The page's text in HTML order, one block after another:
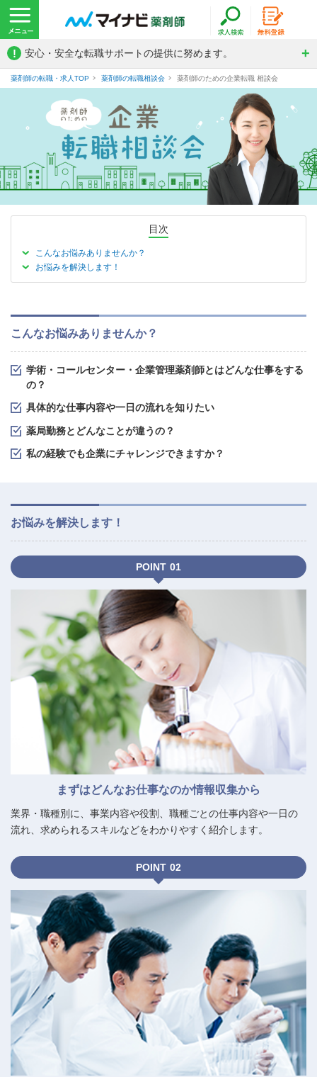
! 安心・安全な転職サポートの提供に努めます。
薬剤師の転職・求人TOP 薬剤師の転職相談会
薬剤師のための企業転職 相談会
目次
こんなお悩みありませんか？
お悩みを解決します！
こんなお悩みありませんか？
学術・コールセンター・企業管理薬剤師とはどんな仕事をする
の？
具体的な仕事内容や一日の流れを知りたい
薬局勤務とどんなことが違うの？
私の経験でも企業にチャレンジできますか？
お悩みを解決します！
POINT
まずはどんなお仕事なのか情報収集から
業界・職種別に、事業内容や役割、職種ごとの仕事内容や一日の
流れ、求められるスキルなどをわかりやすく紹介します。
POINT